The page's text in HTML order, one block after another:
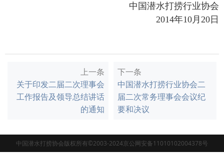
中国潜水打捞行业协会
2014年10月20日
上一条
关于印发二届二次理事会
工作报告及领导总结讲话
的通知
下一条
中国潜水打捞行业协会二
届二次常务理事会会议纪
要和决议
中国潜水打捞协会版权所有©2003-2024京公网安备11010102004378号